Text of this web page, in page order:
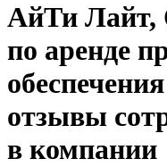
АйТи
по аренде
обеспечения
отзывы
в компании